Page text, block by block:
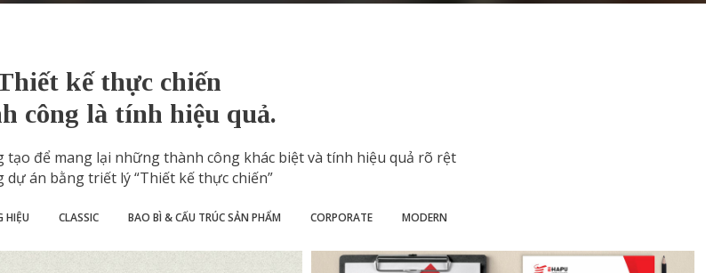
kế thực chiến
công là tính hiệu quả.
tạo để mang lại những thành công khác biệt và tính hiệu quả rõ rệt
dự án bằng triết lý “Thiết kế thực chiến”
HIỆU CLASSIC BAO BÌ & CẤU TRÚC SẢN PHẨM CORPORATE MODERN